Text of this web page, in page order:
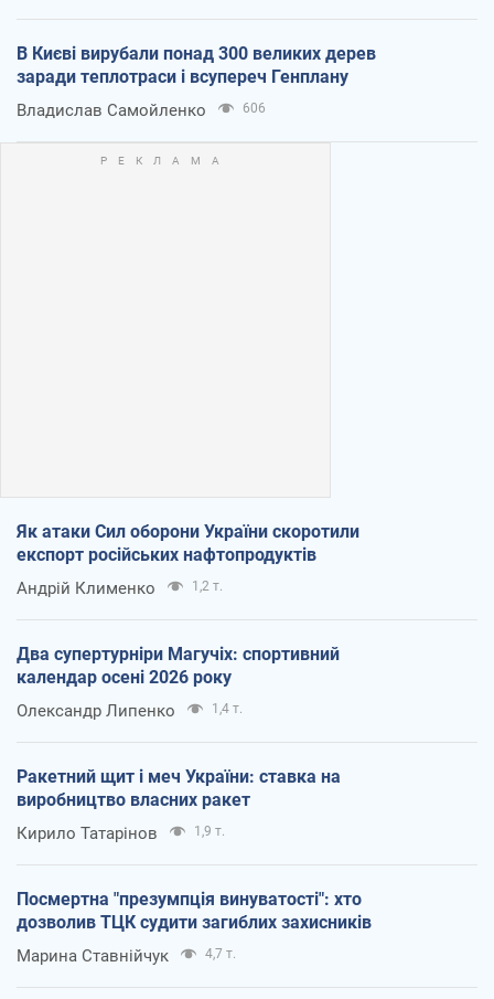
В Києві вирубали понад 300 великих дерев
заради теплотраси і всупереч Генплану
Владислав Самойленко 606
Як атаки Сил оборони України скоротили
експорт російських нафтопродуктів
Андрій Клименко 1,2 т.
Два супертурніри Магучіх: спортивний
календар осені 2026 року
Олександр Липенко 1,4 т.
Ракетний щит і меч України: ставка на
виробництво власних ракет
Кирило Татарінов 1,9 т.
Посмертна "презумпція винуватості": хто
дозволив ТЦК судити загиблих захисників
Марина Ставнійчук 4,7 т.